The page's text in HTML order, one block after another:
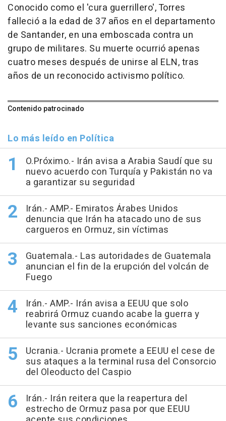
Conocido como el 'cura guerrillero', Torres
falleció a la edad de 37 años en el departamento
de Santander, en una emboscada contra un
grupo de militares. Su muerte ocurrió apenas
cuatro meses después de unirse al ELN, tras
años de un reconocido activismo político.
Contenido patrocinado
Lo más leído en Política
O.Próximo.- Irán avisa a Arabia Saudí que su
nuevo acuerdo con Turquía y Pakistán no va
a garantizar su seguridad
Irán.- AMP.- Emiratos Árabes Unidos
denuncia que Irán ha atacado uno de sus
cargueros en Ormuz, sin víctimas
Guatemala.- Las autoridades de Guatemala
anuncian el fin de la erupción del volcán de
Fuego
Irán.- AMP.- Irán avisa a EEUU que solo
reabrirá Ormuz cuando acabe la guerra y
levante sus sanciones económicas
Ucrania.- Ucrania promete a EEUU el cese de
sus ataques a la terminal rusa del Consorcio
del Oleoducto del Caspio
Irán.- Irán reitera que la reapertura del
estrecho de Ormuz pasa por que EEUU